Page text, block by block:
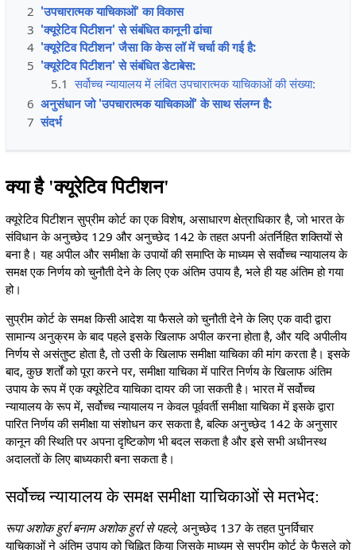
2 'उपचारात्मक याचिकाओं' का विकास
3 'क्यूरेटिव पिटीशन' से संबंधित कानूनी ढांचा
4 'क्यूरेटिव पिटीशन' जैसा कि केस लॉ में चर्चा की गई है:
5 'क्यूरेटिव पिटीशन' से संबंधित डेटाबेस:
5.1 सर्वोच्च न्यायालय में लंबित उपचारात्मक याचिकाओं की संख्या:
6 अनुसंधान जो 'उपचारात्मक याचिकाओं' के साथ संलग्न है:
7 संदर्भ
क्या है 'क्यूरेटिव पिटीशन'
क्यूरेटिव पिटीशन सुप्रीम कोर्ट का एक विशेष, असाधारण क्षेत्राधिकार है, जो भारत के
संविधान के अनुच्छेद 129 और अनुच्छेद 142 के तहत अपनी अंतर्निहित शक्तियों से
बना है। यह अपील और समीक्षा के उपायों की समाप्ति के माध्यम से सर्वोच्च न्यायालय के
समक्ष एक निर्णय को चुनौती देने के लिए एक अंतिम उपाय है, भले ही यह अंतिम हो गया
हो।
सुप्रीम कोर्ट के समक्ष किसी आदेश या फैसले को चुनौती देने के लिए एक वादी द्वारा
सामान्य अनुक्रम के बाद पहले इसके खिलाफ अपील करना होता है, और यदि अपीलीय
निर्णय से असंतुष्ट होता है, तो उसी के खिलाफ समीक्षा याचिका की मांग करता है। इसके
बाद, कुछ शर्तों को पूरा करने पर, समीक्षा याचिका में पारित निर्णय के खिलाफ अंतिम
उपाय के रूप में एक क्यूरेटिव याचिका दायर की जा सकती है। भारत में सर्वोच्च
न्यायालय के रूप में, सर्वोच्च न्यायालय न केवल पूर्ववर्ती समीक्षा याचिका में इसके द्वारा
पारित निर्णय की समीक्षा या संशोधन कर सकता है, बल्कि अनुच्छेद 142 के अनुसार
कानून की स्थिति पर अपना दृष्टिकोण भी बदल सकता है और इसे सभी अधीनस्थ
अदालतों के लिए बाध्यकारी बना सकता है।
सर्वोच्च न्यायालय के समक्ष समीक्षा याचिकाओं से मतभेद:
रूपा अशोक हुर्रा बनाम अशोक हुर्रा से पहले, अनुच्छेद 137 के तहत पुनर्विचार
याचिकाओं ने अंतिम उपाय को चिह्नित किया जिसके माध्यम से सुप्रीम कोर्ट के फैसले को